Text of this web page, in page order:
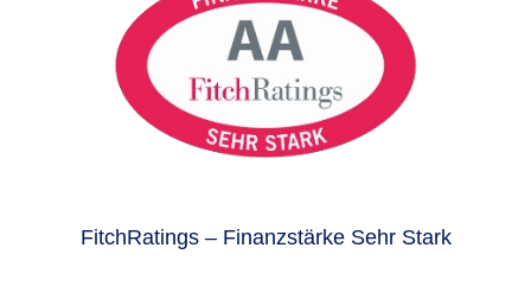
FitchRatings – Finanzstärke Sehr Stark